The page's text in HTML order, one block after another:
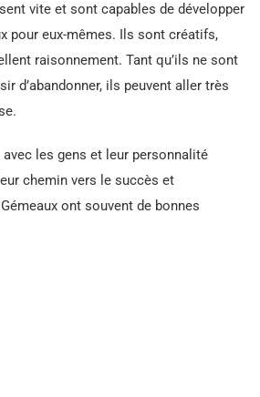
vite et sont capables de développer
pour eux-mêmes. Ils sont créatifs,
raisonnement. Tant qu’ils ne sont
d’abandonner, ils peuvent aller très
les gens et leur personnalité
chemin vers le succès et
ont souvent de bonnes